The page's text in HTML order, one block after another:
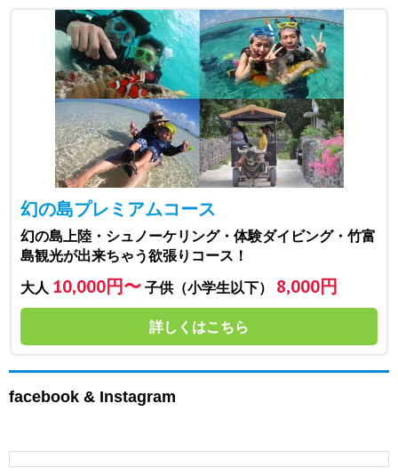
幻の島プレミアムコース
幻の島上陸・シュノーケリング・体験ダイビング・竹富
島観光が出来ちゃう欲張りコース！
大人 10,000円〜 子供（小学生以下） 8,000円
詳しくはこちら
facebook & Instagram